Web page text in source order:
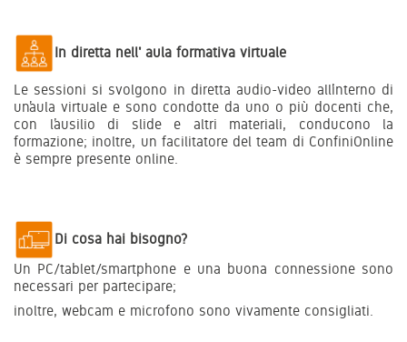
In diretta nell' aula formativa virtuale
Le sessioni si svolgono in diretta audio-video all’interno di
un’aula virtuale e sono condotte da uno o più docenti che,
con l’ausilio di slide e altri materiali, conducono la
formazione; inoltre, un facilitatore del team di ConfiniOnline
è sempre presente online.
Di cosa hai bisogno?
Un PC/tablet/smartphone e una buona connessione sono
necessari per partecipare;
inoltre, webcam e microfono sono vivamente consigliati.